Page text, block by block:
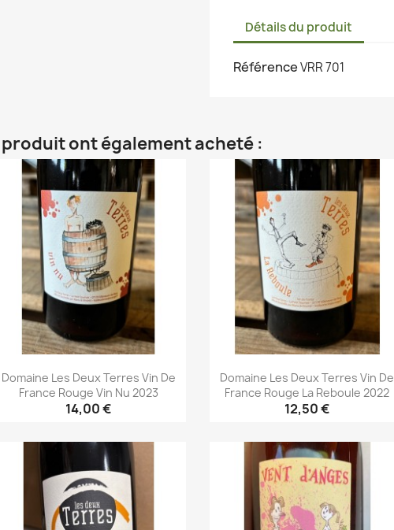
Détails du produit
RéférenceVRR 701
ont également acheté :
Domaine Les Deux Terres Vin De
France Rouge Vin Nu 2023
14,00 €
Aperçu rapide
Domaine Les Deux Terres Vin De
France Rouge La Reboule 2022
12,50 €
Aperçu rapide